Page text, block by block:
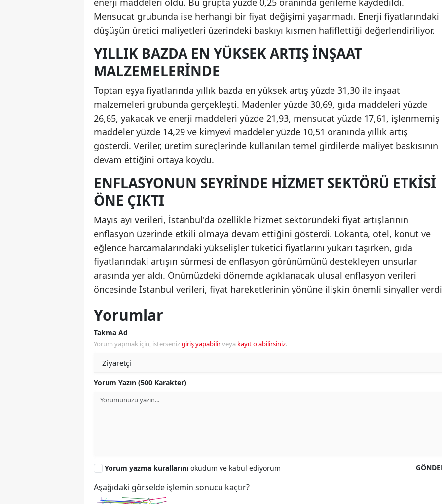
enerji maddeleri oldu. Bu grupta yüzde 0,25 oranında gerileme kaydedildi.
Mensucat grubunda ise herhangi bir fiyat değişimi yaşanmadı. Enerji fiyatlarındaki
düşüşün üretici maliyetleri üzerindeki baskıyı kısmen hafiflettiği değerlendiriliyor.
YILLIK BAZDA EN YÜKSEK ARTIŞ INŞAAT
MALZEMELERINDE
Toptan eşya fiyatlarında yıllık bazda en yüksek artış yüzde 31,30 ile inşaat
malzemeleri grubunda gerçekleşti. Madenler yüzde 30,69, gıda maddeleri yüzde
26,65, yakacak ve enerji maddeleri yüzde 21,93, mensucat yüzde 17,61, işlenmemiş
maddeler yüzde 14,29 ve kimyevi maddeler yüzde 10,51 oranında yıllık artış
gösterdi. Veriler, üretim süreçlerinde kullanılan temel girdilerde maliyet baskısının
devam ettiğini ortaya koydu.
ENFLASYONUN SEYRINDE HIZMET SEKTÖRÜ ETKISI
ÖNE ÇIKTI
Mayıs ayı verileri, İstanbul'da özellikle hizmet sektöründeki fiyat artışlarının
enflasyon üzerinde etkili olmaya devam ettiğini gösterdi. Lokanta, otel, konut ve
eğlence harcamalarındaki yükselişler tüketici fiyatlarını yukarı taşırken, gıda
fiyatlarındaki artışın sürmesi de enflasyon görünümünü destekleyen unsurlar
arasında yer aldı. Önümüzdeki dönemde açıklanacak ulusal enflasyon verileri
öncesinde İstanbul verileri, fiyat hareketlerinin yönüne ilişkin önemli sinyaller
Yorumlar
Takma Ad
Yorum yapmak için, istersenizgiriş yapabilirveya kayıt olabilirsiniz.
Yorum Yazın (500 Karakter)
Yorum yazma kurallarını okudum ve kabul ediyorum
Aşağıdaki görselde işlemin sonucu kaçtır?